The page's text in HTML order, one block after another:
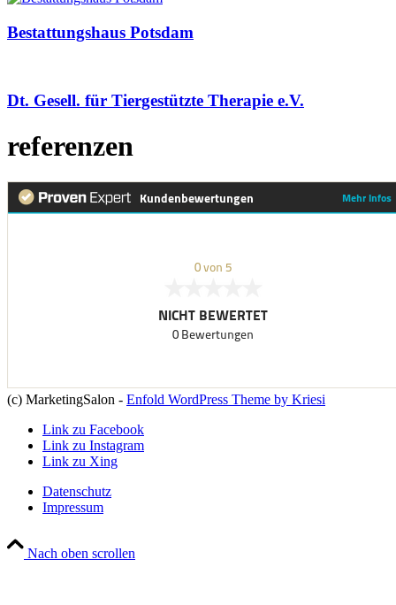
Bestattungshaus Potsdam
Dt. Gesell. für Tiergestützte Therapie e.V.
referenzen
(c) MarketingSalon - Enfold WordPress Theme by Kriesi
Link zu Facebook
Link zu Instagram
Link zu Xing
Datenschutz
Impressum
Nach oben scrollen